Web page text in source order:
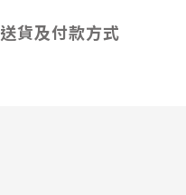
送貨及付款方式